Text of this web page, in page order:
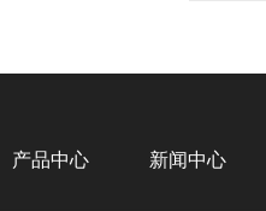
产品中心 新闻中心